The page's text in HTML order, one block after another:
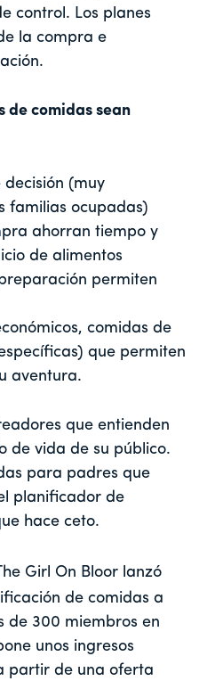
control. Los planes
la compra e
de comidas sean
(muy
familias ocupadas)
ahorran tiempo y
de alimentos
permiten
comidas de
que permiten
aventura.
que entienden
de vida de su público.
para padres que
planificador de
hace ceto.
Girl On Bloor lanzó
de comidas a
de 300 miembros en
unos ingresos
partir de una oferta